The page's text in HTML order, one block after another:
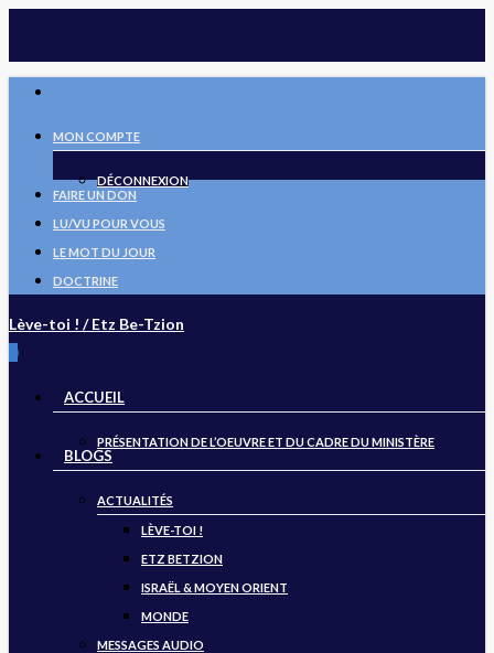
main
FACEBOOK
MON COMPTE
DÉCONNEXION
FAIRE UN DON
LU/VU POUR VOUS
LE MOT DU JOUR
DOCTRINE
Lève-toi ! / Etz Be-Tzion
search
ACCUEIL
PRÉSENTATION DE L’OEUVRE ET DU CADRE DU MINISTÈRE
BLOGS
ACTUALITÉS
LÈVE-TOI !
ETZ BETZION
ISRAËL & MOYEN ORIENT
MONDE
MESSAGES AUDIO